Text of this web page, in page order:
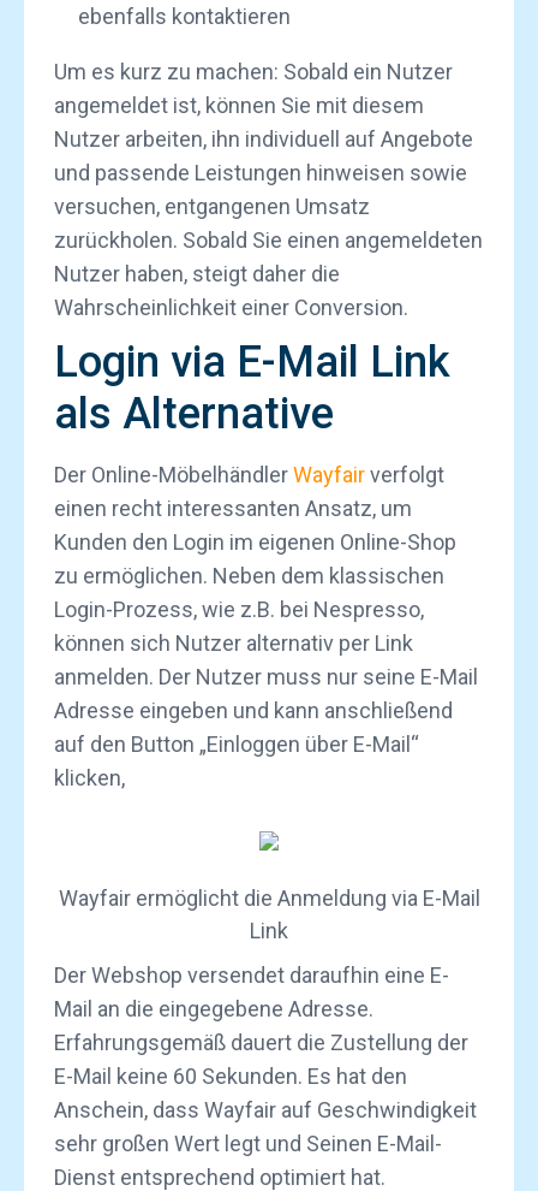
ebenfalls kontaktieren
Um es kurz zu machen: Sobald ein Nutzer
angemeldet ist, können Sie mit diesem
Nutzer arbeiten, ihn individuell auf Angebote
und passende Leistungen hinweisen sowie
versuchen, entgangenen Umsatz
zurückholen. Sobald Sie einen angemeldeten
Nutzer haben, steigt daher die
Wahrscheinlichkeit einer Conversion.
Login via E-Mail Link
als Alternative
Der Online-MöbelhändlerWayfairverfolgt
einen recht interessanten Ansatz, um
Kunden den Login im eigenen Online-Shop
zu ermöglichen. Neben dem klassischen
Login-Prozess, wie z.B. bei Nespresso,
können sich Nutzer alternativ per Link
anmelden. Der Nutzer muss nur seine E-Mail
Adresse eingeben und kann anschließend
auf den Button „Einloggen über E-Mail“
klicken,
Wayfair ermöglicht die Anmeldung via E-Mail
Link
Der Webshop versendet daraufhin eine E-
Mail an die eingegebene Adresse.
Erfahrungsgemäß dauert die Zustellung der
E-Mail keine 60 Sekunden. Es hat den
Anschein, dass Wayfair auf Geschwindigkeit
sehr großen Wert legt und Seinen E-Mail-
Dienst entsprechend optimiert hat.